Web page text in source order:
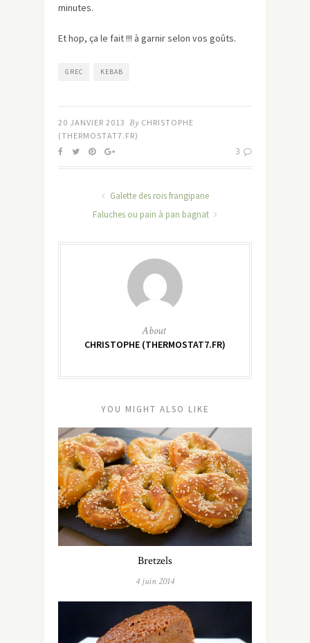
minutes.
Et hop, ça le fait !!! à garnir selon vos goûts.
GREC KEBAB
20 JANVIER 2013 By CHRISTOPHE
(THERMOSTAT7.FR)
3
Galette des rois frangipane
Faluches ou pain à pan bagnat
About
CHRISTOPHE (THERMOSTAT7.FR)
YOU MIGHT ALSO LIKE
Bretzels
4 juin 2014